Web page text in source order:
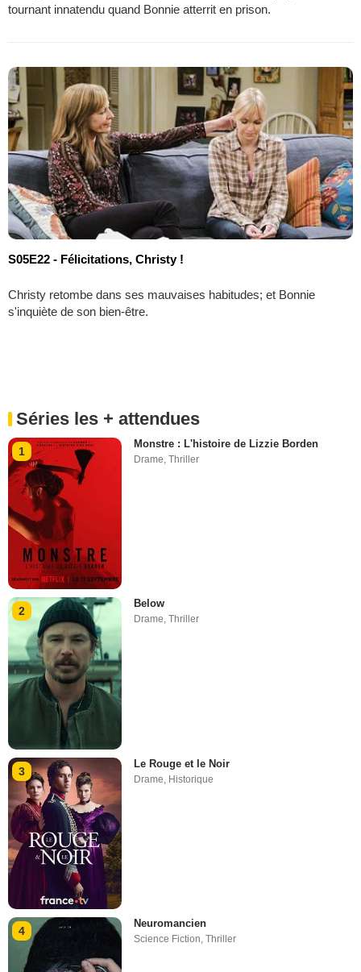
tournant innatendu quand Bonnie atterrit en prison.
S05E22 - Félicitations, Christy !
Christy retombe dans ses mauvaises habitudes; et Bonnie
s'inquiète de son bien-être.
Séries les + attendues
1
Monstre : L'histoire de Lizzie Borden
Drame,Thriller
2
Below
Drame,Thriller
3
Le Rouge et le Noir
Drame Historique
4
Neuromancien
Science Fiction,Thriller